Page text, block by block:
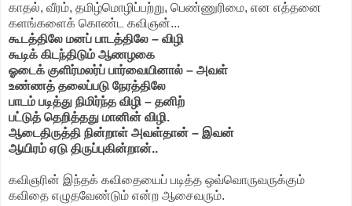
காதல், வீரம், தமிழ்மொழிப்பற்று, பெண்ணுரிமை, என எத்தனை
களங்களைக் கொண்ட கவிஞன்...
கூடத்திலே மனப் பாடத்திலே – விழி
கூடிக் கிடந்திடும் ஆணழகை
ஓடைக் குளிர்மலர்ப் பார்வையினால் – அவள்
உண்ணத் தலைப்படு நேரத்திலே
பாடம் படித்து நிமிர்ந்த விழி – தனிற்
பட்டுத் தெறித்தது மானின் விழி.
ஆடைதிருத்தி நின்றாள் அவள்தான் – இவன்
ஆயிரம் ஏடு திருப்புகின்றான்..
கவிஞரின் இந்தக் கவிதையைப் படித்த ஒவ்வொருவருக்கும்
கவிதை எழுதவேண்டும் என்ற ஆசைவரும்.